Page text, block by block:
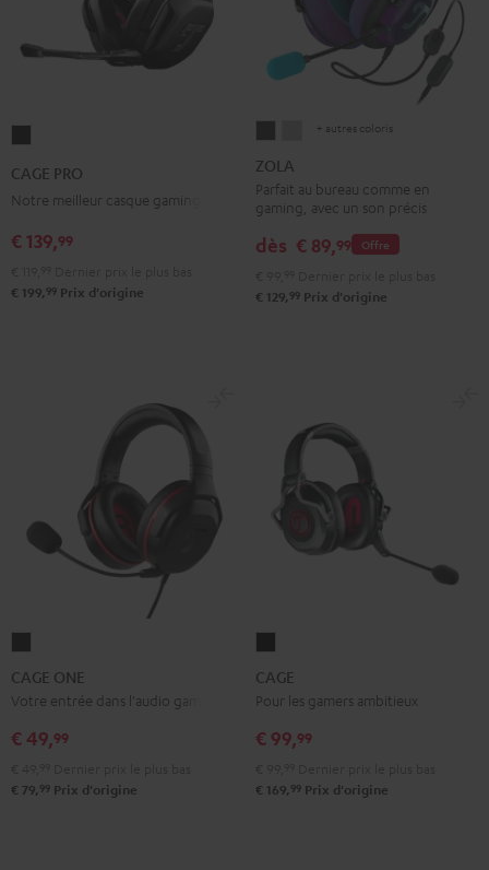
CAGE PRO
Notre meilleur casque gaming
€ 139,99
€ 199, 99 Prix d'origine
Dark
Gray
ZOLA
Gray
+ autres coloris
ZOLA
Parfait au bureau comme en
gaming, avec un son précis
Offre
dès € 89,99
€ 129, 99 Prix d'origine
ONE
Night
CAGE ONE
Votre entrée dans l'audio gaming
€ 49,99
€ 79, 99 Prix d'origine
Noir
CAGE
Pour les gamers ambitieux
€ 99,99
€ 169, 99 Prix d'origine